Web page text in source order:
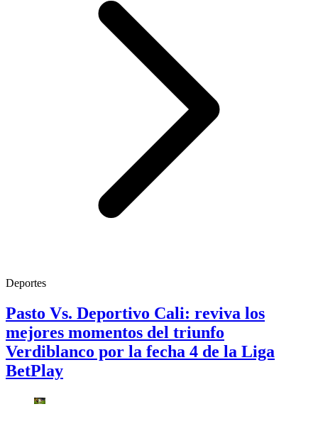
Deportes
Pasto Vs. Deportivo Cali: reviva los
mejores momentos del triunfo
Verdiblanco por la fecha 4 de la Liga
BetPlay